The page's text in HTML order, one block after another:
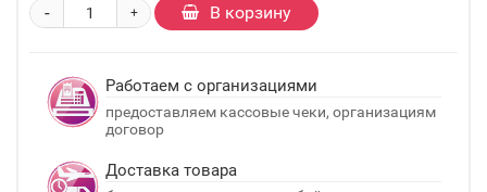
+
- В корзину
Работаем с организациями
предоставляем кассовые чеки, организациям
договор
Доставка товара